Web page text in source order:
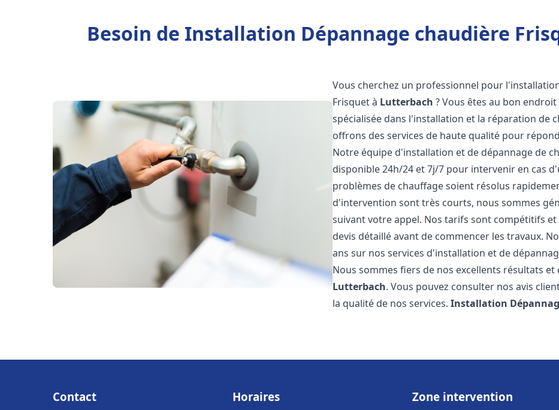
Besoin de Installation Dépannage chaudière
Vous cherchez un professionnel pour
Frisquet à Lutterbach ? Vous êtes au bon
spécialisée dans l'installation et la réparation de
offrons des services de haute qualité pour
Notre équipe d'installation et de dépannage de
disponible 24h/24 et 7j/7 pour intervenir en cas
problèmes de chauffage soient résolus
d'intervention sont très courts, nous sommes
suivant votre appel. Nos tarifs sont compétitifs
devis détaillé avant de commencer les travaux.
ans sur nos services d'installation et de
Nous sommes fiers de nos excellents résultats
Lutterbach. Vous pouvez consulter nos avis
la qualité de nos services.Installation
Contact Horaires Zone intervention